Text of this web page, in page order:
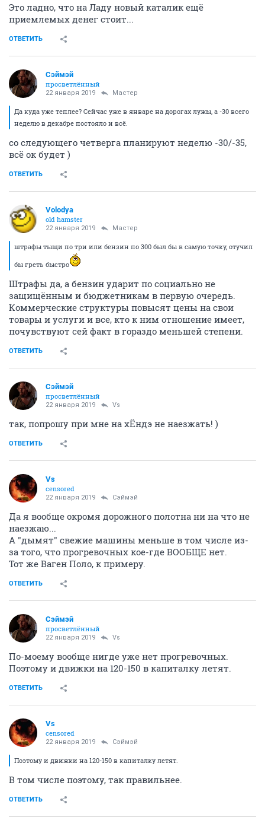
Это ладно, что на Ладу новый каталик ещё
приемлемых денег стоит...
ОТВЕТИТЬ
Сэймэй
просветлённый
22 января 2019 Мастер
Да куда уже теплее? Сейчас уже в январе на дорогах лужы, а -30 всего
неделю в декабре постояло и всё.
со следующего четверга планируют неделю -30/-35,
всё ок будет )
ОТВЕТИТЬ
Volodya
old hamster
22 января 2019 Мастер
штрафы тыщи по три или бензин по 300 был бы в самую точку, отучил
бы греть быстро
Штрафы да, а бензин ударит по социально не
защищённым и бюджетникам в первую очередь.
Коммерческие структуры повысят цены на свои
товары и услуги и все, кто к ним отношение имеет,
почувствуют сей факт в гораздо меньшей степени.
ОТВЕТИТЬ
Сэймэй
просветлённый
22 января 2019 Vs
так, попрошу при мне на хЁндэ не наезжать! )
ОТВЕТИТЬ
Vs
censored
22 января 2019 Сэймэй
Да я вообще окромя дорожного полотна ни на что не
наезжаю...
А "дымят" свежие машины меньше в том числе из-
за того, что прогревочных кое-где ВООБЩЕ нет.
Тот же Ваген Поло, к примеру.
ОТВЕТИТЬ
Сэймэй
просветлённый
22 января 2019 Vs
По-моему вообще нигде уже нет прогревочных.
Поэтому и движки на 120-150 в капиталку летят.
ОТВЕТИТЬ
Vs
censored
22 января 2019 Сэймэй
Поэтому и движки на 120-150 в капиталку летят.
В том числе поэтому, так правильнее.
ОТВЕТИТЬ